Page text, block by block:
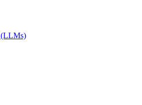
نماذج اللغة الكبيرة (LLMs)